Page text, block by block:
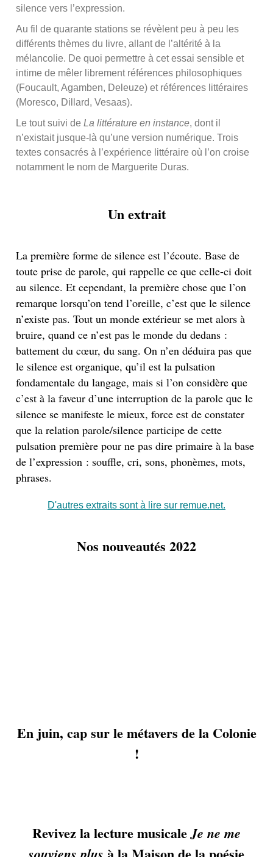
silence vers l’expression.
Au fil de quarante stations se révèlent peu à peu les
différents thèmes du livre, allant de l’altérité à la
mélancolie. De quoi permettre à cet essai sensible et
intime de mêler librement références philosophiques
(Foucault, Agamben, Deleuze) et références littéraires
(Moresco, Dillard, Vesaas).
Le tout suivi de La littérature en instance, dont il
n’existait jusque-là qu’une version numérique. Trois
textes consacrés à l’expérience littéraire où l’on croise
notamment le nom de Marguerite Duras.
Un extrait
La première forme de silence est l’écoute. Base de
toute prise de parole, qui rappelle ce que celle-ci doit
au silence. Et cependant, la première chose que l’on
remarque lorsqu’on tend l’oreille, c’est que le silence
n’existe pas. Tout un monde extérieur se met alors à
bruire, quand ce n’est pas le monde du dedans :
battement du cœur, du sang. On n’en déduira pas que
le silence est organique, qu’il est la pulsation
fondamentale du langage, mais si l’on considère que
c’est à la faveur d’une interruption de la parole que le
silence se manifeste le mieux, force est de constater
que la relation parole/silence participe de cette
pulsation première pour ne pas dire primaire à la base
de l’expression : souffle, cri, sons, phonèmes, mots,
phrases.
D'autres extraits sont à lire sur remue.net.
Nos nouveautés 2022
En juin, cap sur le métavers de la Colonie
!
Revivez la lecture musicaleJe ne me